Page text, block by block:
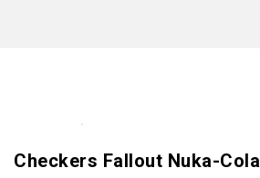
Checkers Fallout Nuka-Cola